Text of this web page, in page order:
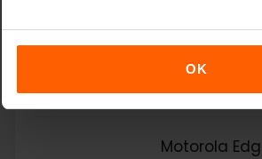
OK
Motorola
Motorola